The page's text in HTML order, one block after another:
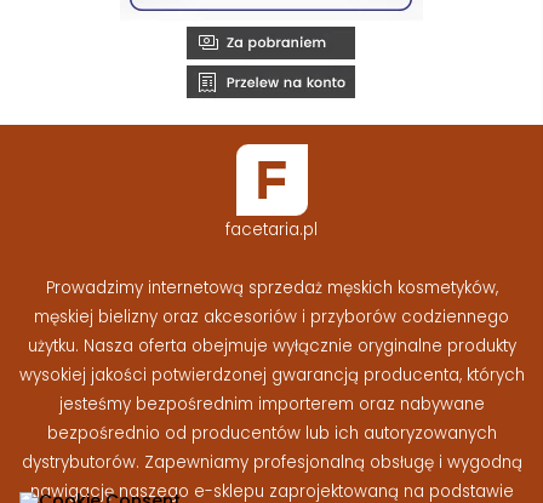
facetaria.pl
Prowadzimy internetową sprzedaż męskich kosmetyków,
męskiej bielizny oraz akcesoriów i przyborów codziennego
użytku. Nasza oferta obejmuje wyłącznie oryginalne produkty
wysokiej jakości potwierdzonej gwarancją producenta, których
jesteśmy bezpośrednim importerem oraz nabywane
bezpośrednio od producentów lub ich autoryzowanych
dystrybutorów. Zapewniamy profesjonalną obsługę i wygodną
nawigację naszego e-sklepu zaprojektowaną na podstawie